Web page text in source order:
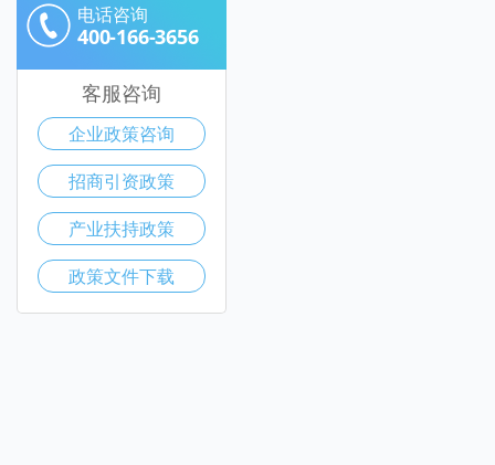
电话咨询
400-166-3656
客服咨询
企业政策咨询
招商引资政策
产业扶持政策
政策文件下载